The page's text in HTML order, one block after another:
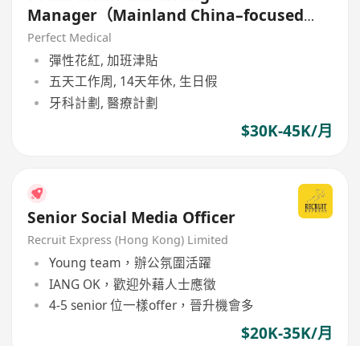
Manager（Mainland China–focused
platforms中國平台)
Perfect Medical
彈性花紅, 加班津貼
五天工作周, 14天年休, 生日假
牙科計劃, 醫療計劃
$30K-45K/月
Senior Social Media Officer
Recruit Express (Hong Kong) Limited
Young team，辦公氛圍活躍
IANG OK，歡迎外藉人士應徵
4-5 senior 位一樣offer，晉升機會多
$20K-35K/月